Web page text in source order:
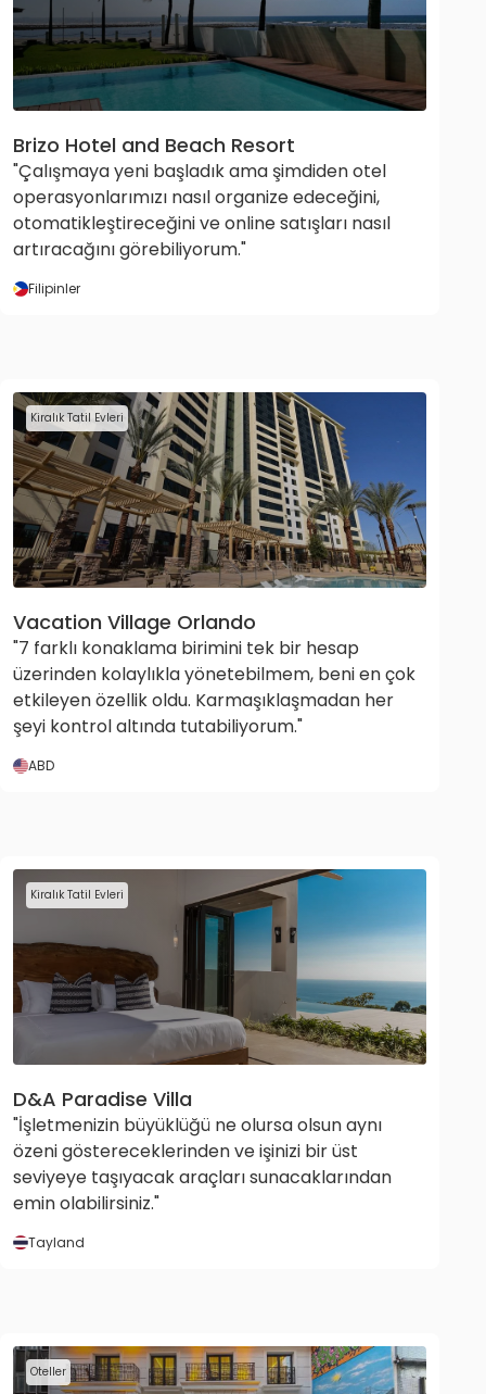
Brizo Hotel and Beach Resort
"Çalışmaya yeni başladık ama şimdiden otel
operasyonlarımızı nasıl organize edeceğini,
otomatikleştireceğini ve online satışları nasıl
artıracağını görebiliyorum."
Filipinler
Kiralık Tatil Evleri
Vacation Village Orlando
"7 farklı konaklama birimini tek bir hesap
üzerinden kolaylıkla yönetebilmem, beni en çok
etkileyen özellik oldu. Karmaşıklaşmadan her
şeyi kontrol altında tutabiliyorum."
ABD
Kiralık Tatil Evleri
D&A Paradise Villa
"İşletmenizin büyüklüğü ne olursa olsun aynı
özeni göstereceklerinden ve işinizi bir üst
seviyeye taşıyacak araçları sunacaklarından
emin olabilirsiniz."
Tayland
Oteller